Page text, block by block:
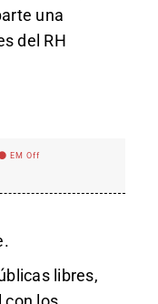
una
del RH
EM Off
libres,